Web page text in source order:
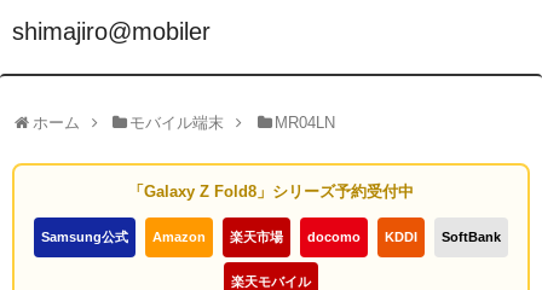
shimajiro@mobiler
ホーム モバイル端末 MR04LN
「Galaxy Z Fold8」シリーズ予約受付中
Samsung公式 Amazon 楽天市場 docomo KDDI SoftBank
楽天モバイル